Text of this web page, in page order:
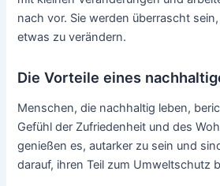
nach vor. Sie werden überrascht
etwas zu verändern.
Die Vorteile eines
Menschen, die nachhaltig leben,
Gefühl der Zufriedenheit und des
genießen es, autarker zu sein und
darauf, ihren Teil zum Umweltschutz